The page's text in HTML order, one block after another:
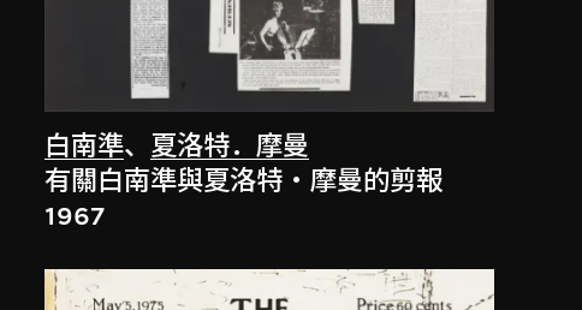
白南準、 夏洛特．摩曼
有關白南準與夏洛特・摩曼的剪報
1967